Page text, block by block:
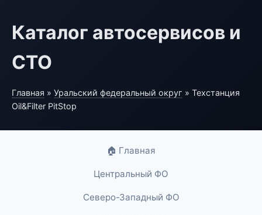
Каталог автосервисов и
СТО
Главная » Уральский федеральный округ » Техстанция
Oil&Filter PitStop
🏠 Главная
Центральный ФО
Северо-Западный ФО